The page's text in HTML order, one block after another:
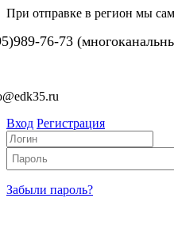
При отправке в регион мы
76-73
Вход Регистрация
Забыли пароль?